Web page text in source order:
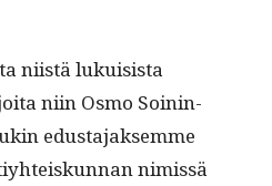
niistä lukui­sista
niin Osmo Soin­in­
edus­ta­jak­semme
nimis­sä